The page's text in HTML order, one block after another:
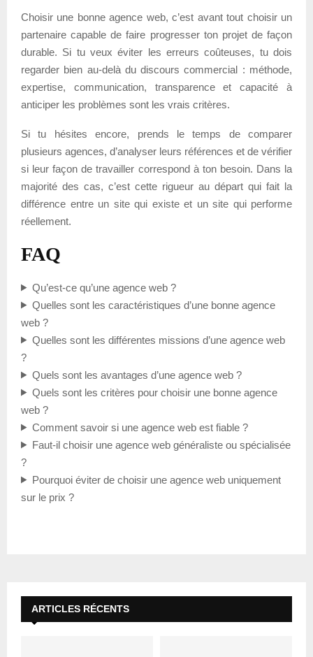
Choisir une bonne agence web, c’est avant tout choisir un
partenaire capable de faire progresser ton projet de façon
durable. Si tu veux éviter les erreurs coûteuses, tu dois
regarder bien au-delà du discours commercial : méthode,
expertise, communication, transparence et capacité à
anticiper les problèmes sont les vrais critères.
Si tu hésites encore, prends le temps de comparer
plusieurs agences, d’analyser leurs références et de vérifier
si leur façon de travailler correspond à ton besoin. Dans la
majorité des cas, c’est cette rigueur au départ qui fait la
différence entre un site qui existe et un site qui performe
réellement.
FAQ
Qu’est-ce qu’une agence web ?
Quelles sont les caractéristiques d’une bonne agence
web ?
Quelles sont les différentes missions d’une agence web
?
Quels sont les avantages d’une agence web ?
Quels sont les critères pour choisir une bonne agence
web ?
Comment savoir si une agence web est fiable ?
Faut-il choisir une agence web généraliste ou spécialisée
?
Pourquoi éviter de choisir une agence web uniquement
sur le prix ?
ARTICLES RÉCENTS